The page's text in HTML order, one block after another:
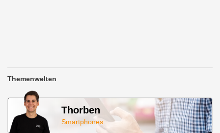
Themenwelten
Thorben
Smartphones